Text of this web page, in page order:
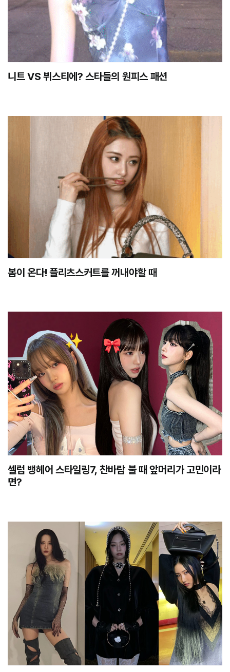
니트 VS 뷔스티에? 스타들의 원피스 패션
봄이 온다! 플리츠스커트를 꺼내야할 때
셀럽 뱅헤어 스타일링7, 찬바람 불 때 앞머리가 고민이라
면?